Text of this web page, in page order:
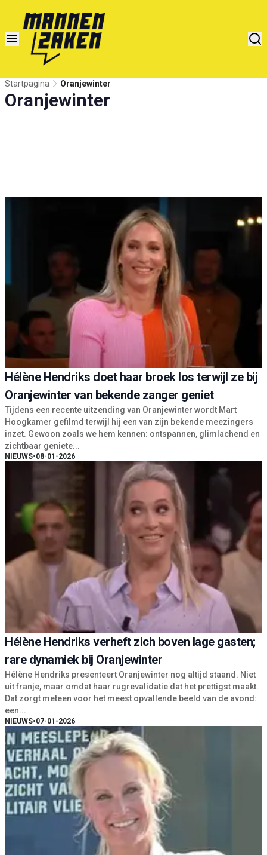
Startpagina Oranjewinter
Oranjewinter
Hélène Hendriks doet haar broek los terwijl ze bij
Oranjewinter van bekende zanger geniet
Tijdens een recente uitzending van Oranjewinter wordt Mart
Hoogkamer gefilmd terwijl hij een van zijn bekende meezingers
inzet. Gewoon zoals we hem kennen: ontspannen, glimlachend en
zichtbaar geniete...
NIEUWS•08-01-2026
Hélène Hendriks verheft zich boven lage gasten;
rare dynamiek bij Oranjewinter
Hélène Hendriks presenteert Oranjewinter nog altijd staand. Niet
uit franje, maar omdat haar rugrevalidatie dat het prettigst maakt.
Dat zorgt meteen voor het meest opvallende beeld van de avond:
een...
NIEUWS•07-01-2026